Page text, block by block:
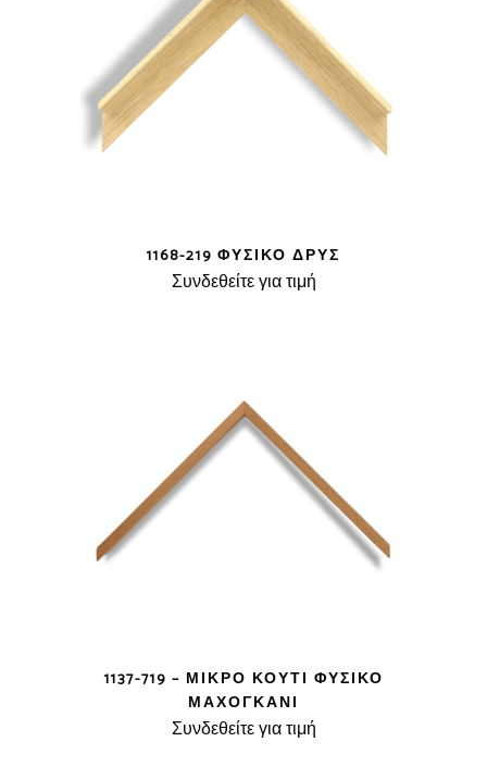
1168-219 ΦΥΣΙΚΌ ΔΡΥΣ
Συνδεθείτε για τιμή
1137-719 – ΜΙΚΡΌ ΚΟΥΤΊ ΦΥΣΙΚΌ
ΜΑΧΌΓΚΑΝΙ
Συνδεθείτε για τιμή